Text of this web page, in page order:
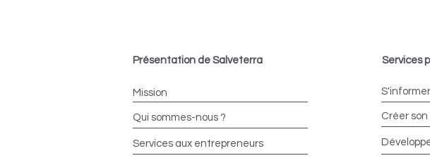
Présentation de Salveterra
Mission
Qui sommes-nous ?
Services aux entrepreneurs
Services
Créer